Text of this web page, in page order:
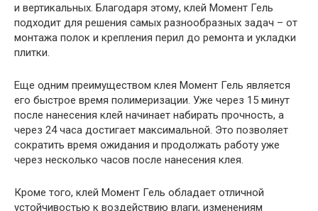
и вертикальных. Благодаря этому, клей Момент Гель
подходит для решения самых разнообразных задач – от
монтажа полок и крепления перил до ремонта и укладки
плитки.
Еще одним преимуществом клея Момент Гель является
его быстрое время полимеризации. Уже через 15 минут
после нанесения клей начинает набирать прочность, а
через 24 часа достигает максимальной. Это позволяет
сократить время ожидания и продолжать работу уже
через несколько часов после нанесения клея.
Кроме того, клей Момент Гель обладает отличной
устойчивостью к воздействию влаги, изменениям